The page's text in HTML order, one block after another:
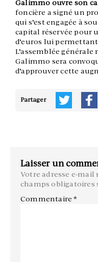
Galimmo ouvre son
foncière a signé un
qui s’est engagée à
capital réservée pour
d’euros lui
L’assemblée
Galimmo sera
d’approuver cette
Partager
Laisser un
Votre adresse e-mail
champs obligatoires
Commentaire*